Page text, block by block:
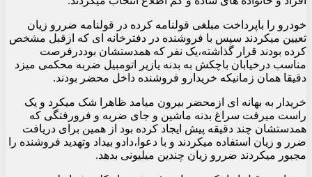
خودرو را باپرداخت مبلغی قولنامه کرده در قولنامه ضررو زیان
تعیین میکردند سپس با فروشنده در دفترخانه ای که ازقبل مشخص
کرده بودند قرار گذاشته،یک نفر که همدستشان بوددرفرصت
مناسب درخیابان باچکش به بدنه یازیر اتومبیل ضربه محکمی میزد
دقیقا همان زمانیکه خریدارو فروشنده داخل محضر بودند.
خریدار به بهانه ای ازمحضر بیرون میامد ظاهرا شک میکرد و یک
راست میرفت سراغ بدنه ماشین و جای ضربه و فرورفتگی که
همدستشان چند دقیقه پیش ایجاد کرده بود از همین برای دریافت
ضرر و زیان استفاده میکردند و با دعوا،دادو بیداد وتهدید فروشنده را
مجبور میکردند ضررو زیان چندین میلیونی بدهد.